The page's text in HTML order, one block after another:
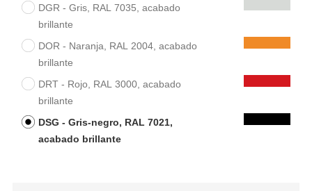
DGR - Gris, RAL 7035, acabado
brillante
DOR - Naranja, RAL 2004, acabado
brillante
DRT - Rojo, RAL 3000, acabado
brillante
DSG - Gris-negro, RAL 7021,
acabado brillante